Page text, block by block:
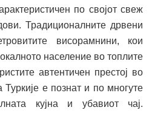
по својот свеж
Традиционалните дрвени
висорамнини, кои
население во топлите
автентичен престој во
е познат и по многуте
кујна и убавиот чај.